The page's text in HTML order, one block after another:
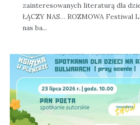
zainteresowanych literaturą dla
ŁĄCZY NAS… ROZMOWA Festiwal Literacki „Łączy
nas ba...